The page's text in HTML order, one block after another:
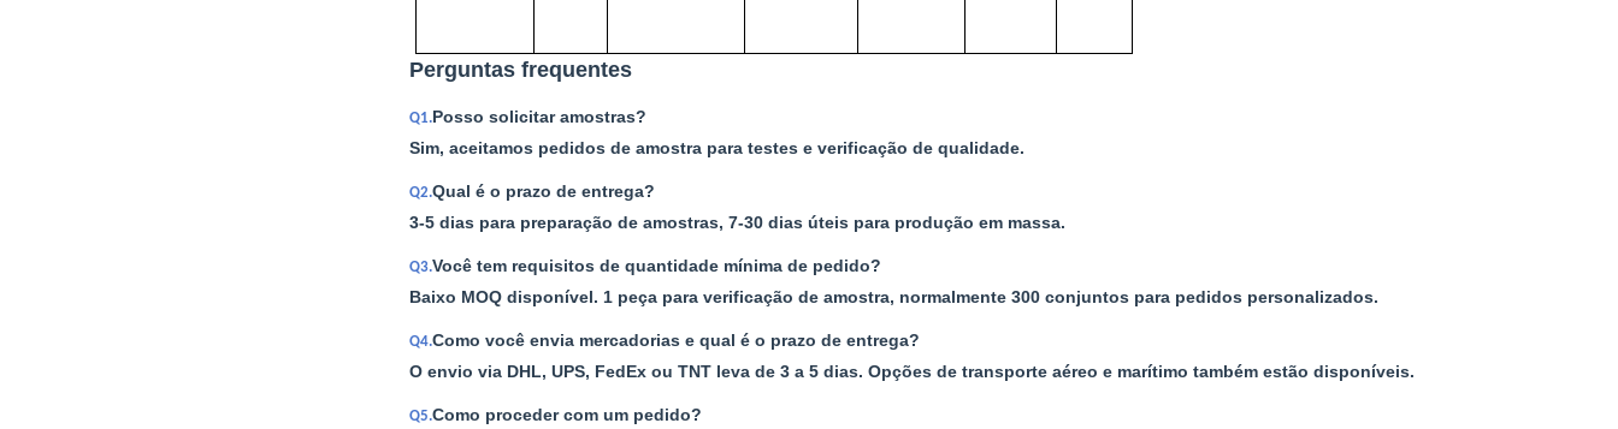
Perguntas frequentes
Q1.Posso solicitar amostras?
Sim, aceitamos pedidos de amostra para testes e verificação de qualidade.
Q2.Qual é o prazo de entrega?
3-5 dias para preparação de amostras, 7-30 dias úteis para produção em massa.
Q3.Você tem requisitos de quantidade mínima de pedido?
Baixo MOQ disponível. 1 peça para verificação de amostra, normalmente 300 conjuntos para pedidos personalizados.
Q4.Como você envia mercadorias e qual é o prazo de entrega?
O envio via DHL, UPS, FedEx ou TNT leva de 3 a 5 dias. Opções de transporte aéreo e marítimo também estão disponíveis.
Q5.Como proceder com um pedido?